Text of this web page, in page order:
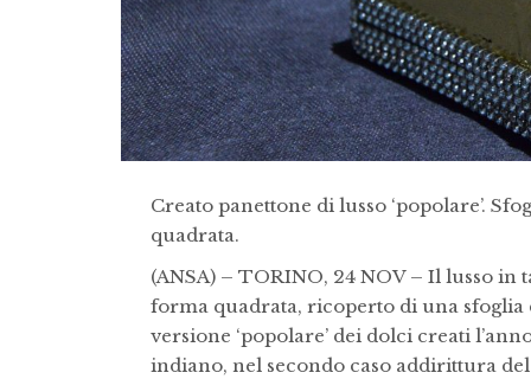
Creato panettone di lusso ‘popolare’.
quadrata.
(ANSA) – TORINO, 24 NOV – Il lusso
forma quadrata, ricoperto di una sfoglia
versione ‘popolare’ dei dolci creati
indiano, nel secondo caso addirittura